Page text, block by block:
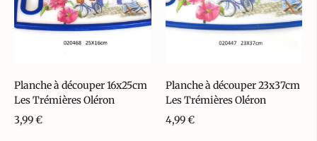
Planche à découper 16x25cm
Les Trémières Oléron
3,99€
Planche à découper 23x37cm
Les Trémières Oléron
4,99€